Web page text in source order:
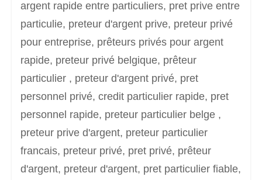
argent rapide entre particuliers, pret prive entre
particulie, preteur d'argent prive, preteur privé
pour entreprise, prêteurs privés pour argent
rapide, preteur privé belgique, prêteur
particulier , preteur d'argent privé, pret
personnel privé, credit particulier rapide, pret
personnel rapide, preteur particulier belge ,
preteur prive d'argent, preteur particulier
francais, preteur privé, pret privé, prêteur
d'argent, preteur d'argent, pret particulier fiable,